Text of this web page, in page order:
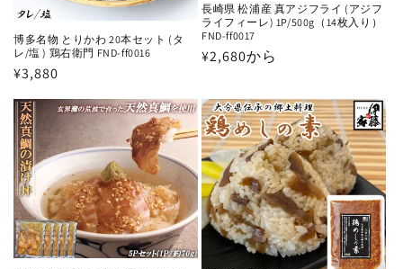
博多名物 とりかわ 20本セット (タ
レ/塩 ) 鶏右衛門 FND-ff0016
通
価
格
¥3,880
長崎県 松浦産 真アジフライ (アジフ
ライフィーレ) 1P/500g（14枚入り）
FND-ff0017
通
価
格
¥2,680から